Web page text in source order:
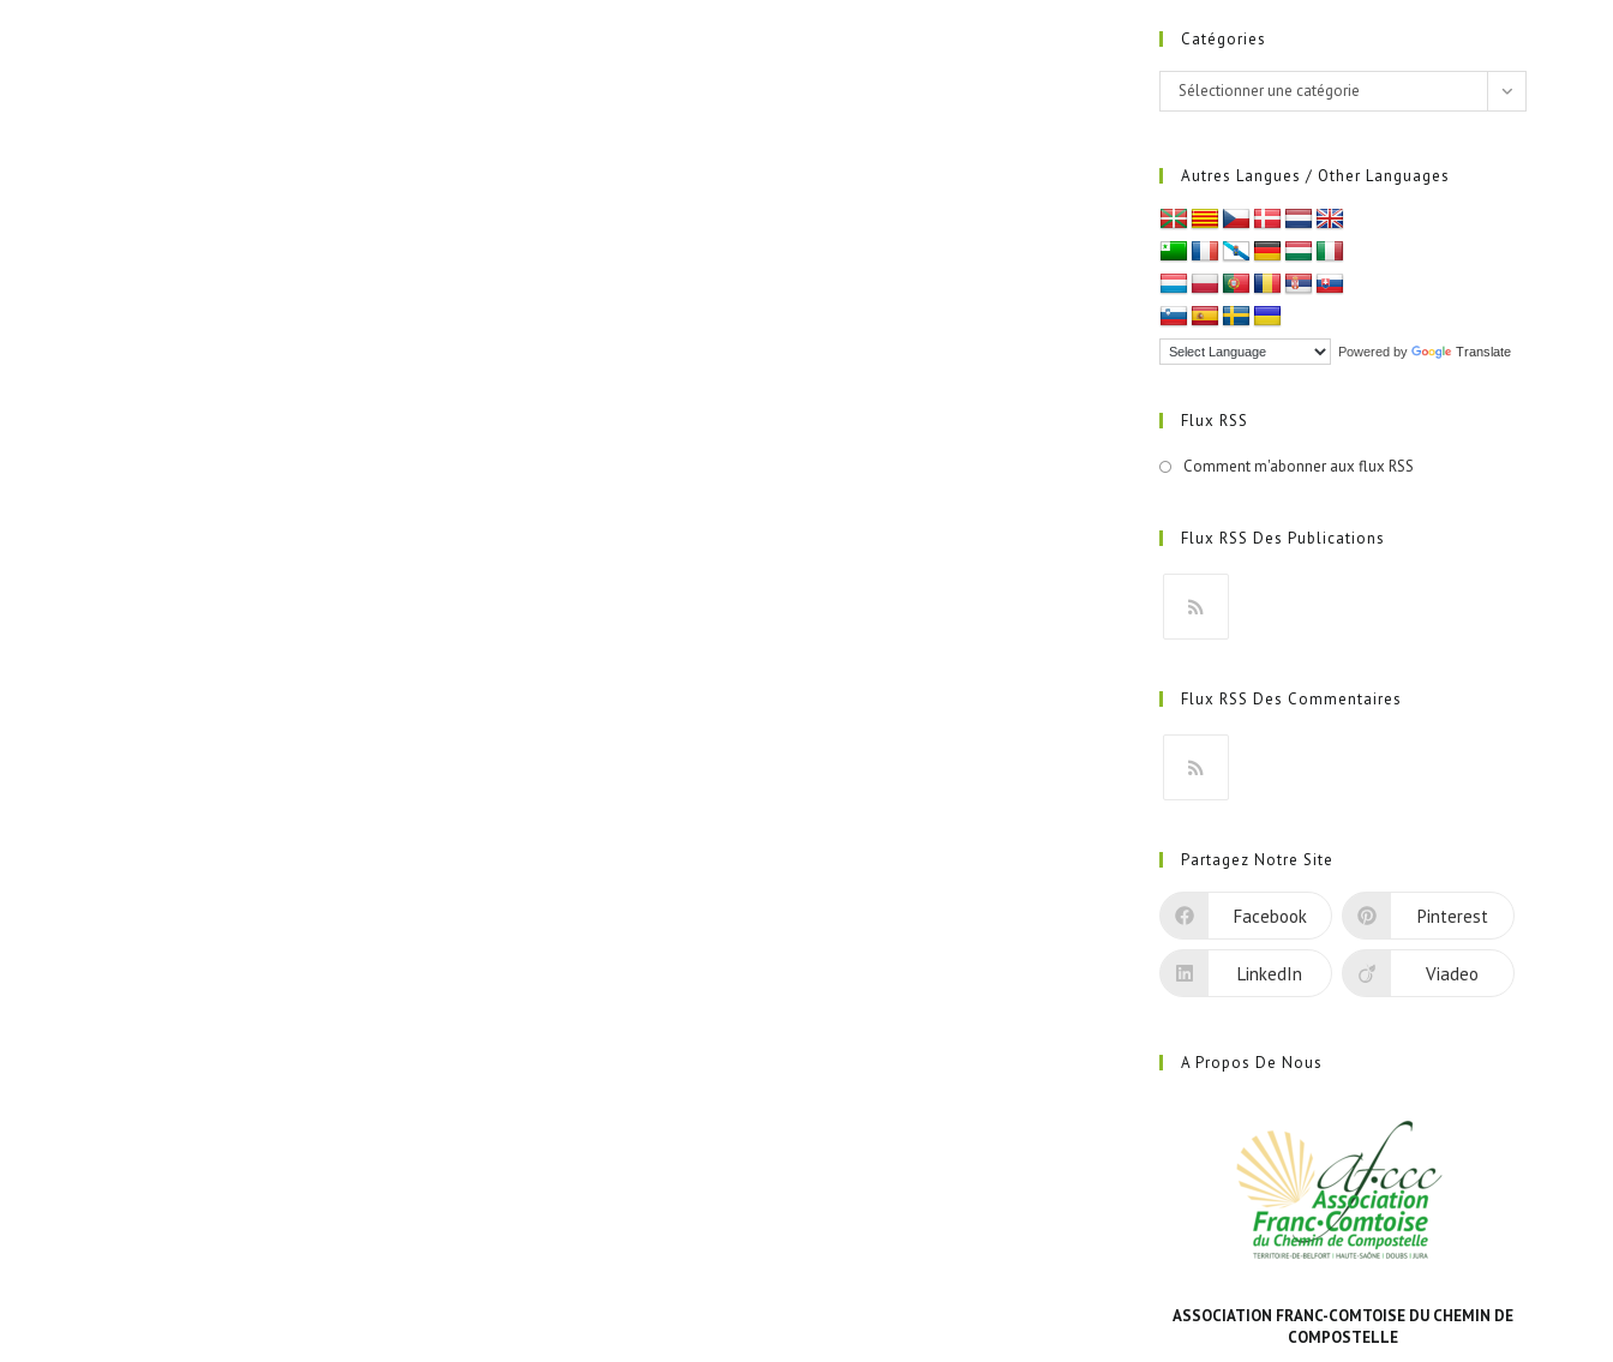
Catégories
Catégories
Sélectionner une catégorie
Autres Langues / Other Languages
Powered by Translate
Flux RSS
Comment m'abonner aux flux RSS
Flux RSS Des Publications
un
onglet
Flux RSS Des Commentaires
un
nouvel
Partagez Notre Site
Facebook Pinterest
LinkedIn Viadeo
A Propos De Nous
ASSOCIATION FRANC-COMTOISE DU CHEMIN DE
COMPOSTELLE